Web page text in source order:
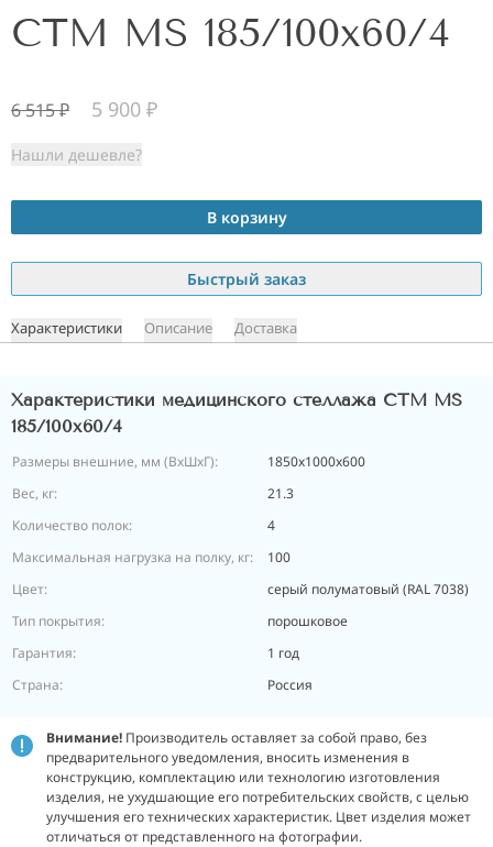
СТМ MS 185/100х60/4
6 515₽ 5 900 ₽
Нашли дешевле?
В корзину
Быстрый заказ
Характеристики Описание Доставка
Характеристики медицинского стеллажа СТМ MS
185/100х60/4
Размеры внешние, мм (ВхШхГ):
1850x1000x600
Вес, кг:
21.3
Количество полок:
4
Максимальная нагрузка на полку, кг:
100
Цвет:
cерый полуматовый (RAL 7038)
Тип покрытия:
порошковое
Гарантия:
1 год
Страна:
Россия
Внимание! Производитель оставляет за собой право, без
предварительного уведомления, вносить изменения в
конструкцию, комплектацию или технологию изготовления
изделия, не ухудшающие его потребительских свойств, с целью
улучшения его технических характеристик. Цвет изделия может
отличаться от представленного на фотографии.